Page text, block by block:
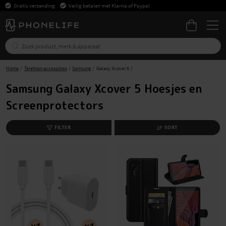
Gratis verzending Veilig betalen met Klarna of Paypal
Home Telefoon-accessoires Samsung Galaxy Xcover 5
Samsung Galaxy Xcover 5 Hoesjes en
Screenprotectors
FILTER SORT